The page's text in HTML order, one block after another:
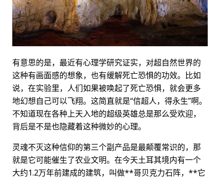
有意思的是，最近有心理学研究证实，对超自然世界的
这种有画面感的想象，也有缓解死亡恐惧的功效。比如
说，在实验里，人们如果被唤起了死亡恐惧，就会更多
地幻想自己可以飞翔。这简直就是“信超人，得永生”啊。
不知道现在各种上天入地的超级英雄总是那么受欢迎，
背后是不是也隐藏着这种微妙的心理。
灵魂不灭这种信仰的第三个副产品是最颠覆常识的，那
就是它可能催生了农业文明。在今天土耳其境内有一个
大约1.2万年前建成的建筑，叫做**哥贝克力石阵，**它